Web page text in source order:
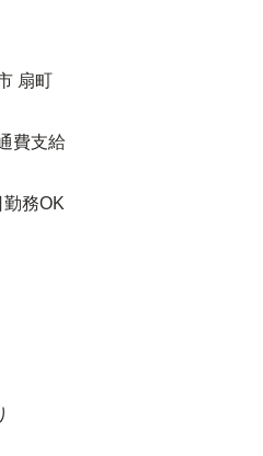
扇町
費支給
勤務OK